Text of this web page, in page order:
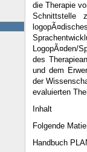
die Therapie
Schnittstelle
LogopÃ¤den/
des
und dem
der
evaluierten
Inhalt
Folgende
Handbuch